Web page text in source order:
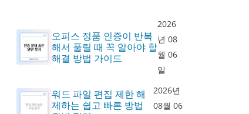
오피스 정품 인증이 반복
해서 풀릴 때 꼭 알아야 할
해결 방법 가이드
2026
년 08
월 06
일
워드 파일 편집 제한 해
제하는 쉽고 빠른 방법
2026년
08월 06